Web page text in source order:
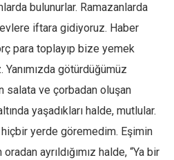
bulunurlar. Ramazanlarda
iftara gidiyoruz. Haber
para toplayıp bize yemek
Yanımızda götürdüğümüz
salata ve çorbadan oluşan
yaşadıkları halde, mutlular.
yerde göremedim. Eşimin
ayrıldığımız halde, “Ya bir